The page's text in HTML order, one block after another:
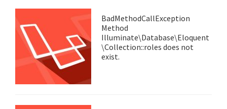
BadMethodCallException
Method
Illuminate\Database\Eloquent
\Collection::roles does not
exist.